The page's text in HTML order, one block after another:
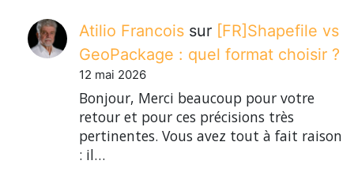
Atilio Francois sur [FR]Shapefile vs
GeoPackage : quel format choisir ?
12 mai 2026
Bonjour, Merci beaucoup pour votre
retour et pour ces précisions très
pertinentes. Vous avez tout à fait raison
: il…